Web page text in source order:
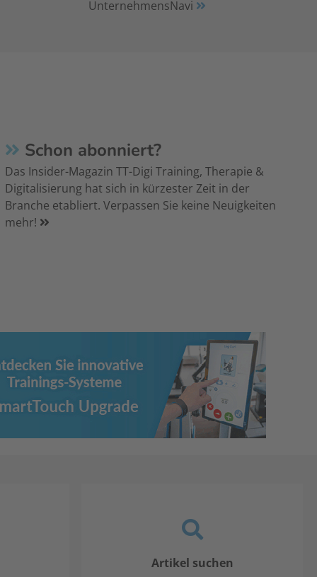
UnternehmensNavi
Schon abonniert?
Das Insider-Magazin TT-Digi Training, Therapie &
Digitalisierung hat sich in kürzester Zeit in der
Branche etabliert. Verpassen Sie keine Neuigkeiten
mehr!
Artikel suchen